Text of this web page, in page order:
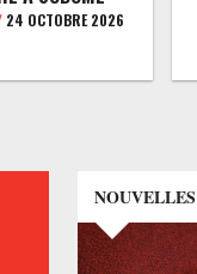
24 OCTOBRE 2026
NOUVELLES